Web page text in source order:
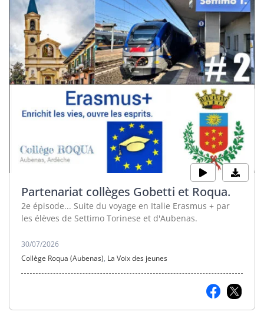
Partenariat collèges Gobetti et Roqua.
2e épisode... Suite du voyage en Italie Erasmus + par
les élèves de Settimo Torinese et d'Aubenas.
30/07/2026
Collège Roqua (Aubenas), La Voix des jeunes